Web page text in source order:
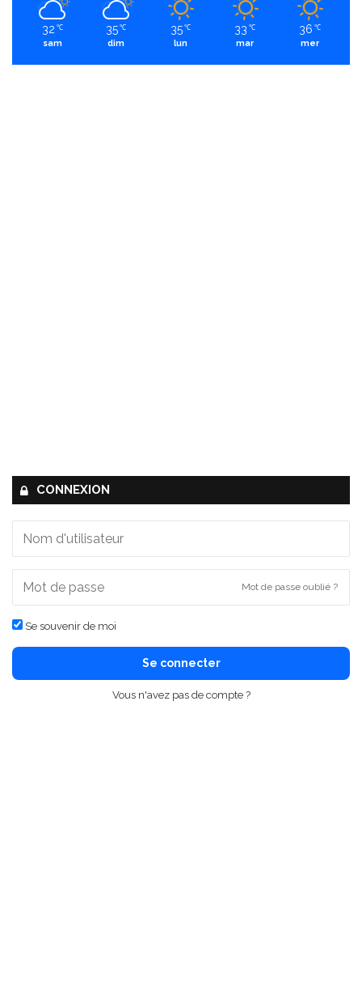
32 ℃
sam
35 ℃
dim
35 ℃
lun
33 ℃
mar
36 ℃
mer
CONNEXION
Mot de passe oublié ?
Se souvenir de moi
Se connecter
Vous n'avez pas de compte ?